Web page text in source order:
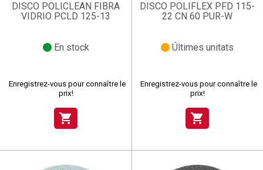
DISCO POLICLEAN FIBRA
VIDRIO PCLD 125-13
En stock
Enregistrez-vous pour connaître le
prix!
shopping_cart
DISCO POLIFLEX PFD 115-
22 CN 60 PUR-W
Últimes unitats
Enregistrez-vous pour connaître le
prix!
shopping_cart